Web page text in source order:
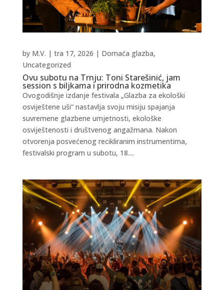
Ovu subotu na Trnju: Toni Starešinić, jam
session s biljkama i prirodna kozmetika
by M.V. | tra 17, 2026 | Domaća glazba,
Uncategorized
Ovogodišnje izdanje festivala „Glazba za ekološki
osviještene uši“ nastavlja svoju misiju spajanja
suvremene glazbene umjetnosti, ekološke
osviještenosti i društvenog angažmana. Nakon
otvorenja posvećenog recikliranim instrumentima,
festivalski program u subotu, 18....